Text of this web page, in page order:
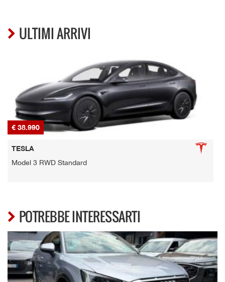
ULTIMI ARRIVI
€ 38.990
TESLA
Model 3 RWD Standard
POTREBBE INTERESSARTI